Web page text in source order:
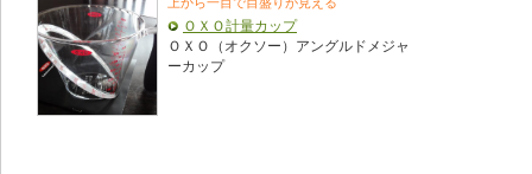
ＯＸＯ計量カップ
ＯＸＯ（オクソー）アングルドメジャ
ーカップ